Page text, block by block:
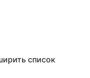
список